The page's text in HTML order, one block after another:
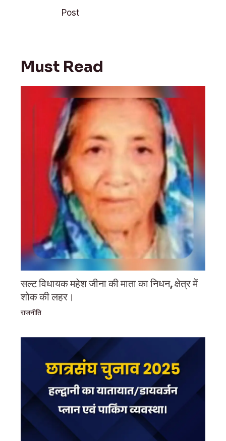
Post
Must Read
सल्ट विधायक महेश जीना की माता का निधन, क्षेत्र में
शोक की लहर।
राजनीति